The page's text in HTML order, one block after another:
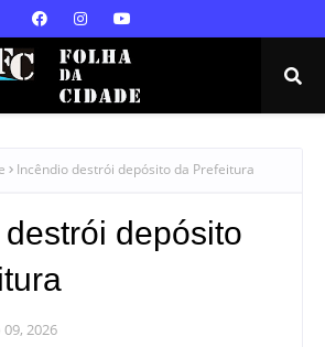
Incêndio destrói depósito da Prefeitura
depósito
2026